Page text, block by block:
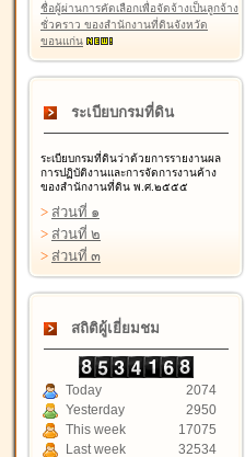
ชื่อผู้ผ่านการคัดเลือกเพื่อจัดจ้างเป็นลูกจ้าง
ชั่วคราว ของสำนักงานที่ดินจังหวัด
ขอนแก่น
ระเบียบกรมที่ดิน
ระเบียบกรมที่ดินว่าด้วยการรายงานผล
การปฏิบัติงานและการจัดการงานค้าง
ของสำนักงานที่ดิน พ.ศ.๒๕๕๕
> ส่วนที่ ๑
> ส่วนที่ ๒
> ส่วนที่ ๓
สถิติผู้เยี่ยมชม
Today
2074
Yesterday
2950
This week
17075
Last week
32534